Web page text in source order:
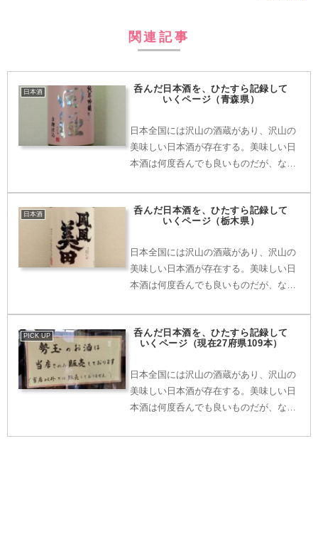
関連記事
日本酒
呑んだ日本酒を、ひたすら記録して
いくページ（青森県）
日本全国には沢山の酒蔵があり、沢山の
美味しい日本酒が存在する。美味しい日
本酒は何度呑んでも良いものだが、なる
い。そのためには、「この日本酒、以前
に呑んだっけ？忘れた。」という事態を
回避するため、記録を残していくことに
した・・・
日本酒
呑んだ日本酒を、ひたすら記録して
いくページ（栃木県）
日本全国には沢山の酒蔵があり、沢山の
美味しい日本酒が存在する。美味しい日
本酒は何度呑んでも良いものだが、なる
い。そのためには、「この日本酒、以前
に呑んだっけ？忘れた。」という事態を
回避するため、記録を残していくことに
PICK UP
呑んだ日本酒を、ひたすら記録して
いくページ（現在27府県109本）
日本全国には沢山の酒蔵があり、沢山の
美味しい日本酒が存在する。美味しい日
本酒は何度呑んでも良いものだが、なる
い。そのためには、「この日本酒、以前